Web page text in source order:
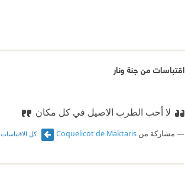
اقتباسات من جنة ونار
لا أحب الطرب الاصيل في كل مكان
مشاركة من Coquelicot de Maktaris كل الاقتباسات